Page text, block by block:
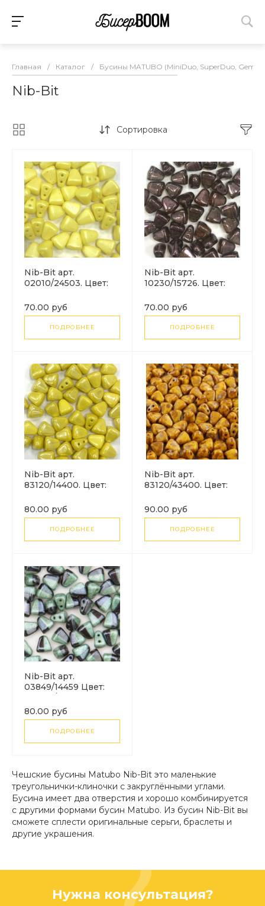
Главная / Каталог / Бусины MATUBO (MiniDuo, SuperDuo,
Nib-Bit
Сортировка
Nib-Bit арт.
02010/24503. Цвет:
LEMONGRASS
Размер: 6*5 мм.
70.00 руб
ПОДРОБНЕЕ
Nib-Bit арт.
10230/15726. Цвет:
TOPAZ Размер: 6*5
мм.
70.00 руб
ПОДРОБНЕЕ
Nib-Bit арт.
83120/14400. Цвет:
LUSTER Размер: 6*5
мм.
80.00 руб
ПОДРОБНЕЕ
Nib-Bit арт.
83120/43400. Цвет:
Размер: 6*5 мм.
90.00 руб
ПОДРОБНЕЕ
Nib-Bit арт.
03849/14459 Цвет:
OPAQUE GREEN
LUSTER. Размер: 6*5
80.00 руб
ПОДРОБНЕЕ
Чешские бусины Matubo Nib-Bit это маленькие
треугольнички-клиночки с закруглёнными углами.
Бусина имеет два отверстия и хорошо комбинируется
с другими формами бусин Matubo. Из бусин Nib-Bit вы
сможете сплести оригинальные серьги, браслеты и
другие украшения.
Нужна консультация?